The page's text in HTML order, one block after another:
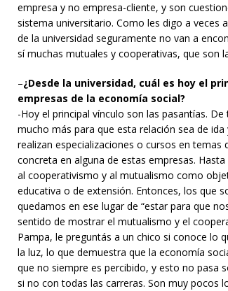
empresa y no empresa-cliente, y son
sistema universitario. Como les digo a veces
de la universidad seguramente no van a
sí muchas mutuales y cooperativas, que son
–¿Desde la universidad, cuál es hoy el
empresas de la economía social?
-Hoy el principal vínculo son las pasantías.
mucho más para que esta relación sea de
realizan especializaciones o cursos en
concreta en alguna de estas empresas.
al cooperativismo y al mutualismo como
educativa o de extensión. Entonces, los que
quedamos en ese lugar de “estar para que
sentido de mostrar el mutualismo y el
Pampa, le preguntás a un chico si conoce lo
la luz, lo que demuestra que la economía
que no siempre es percibido, y esto no pasa
si no con todas las carreras. Son muy pocos